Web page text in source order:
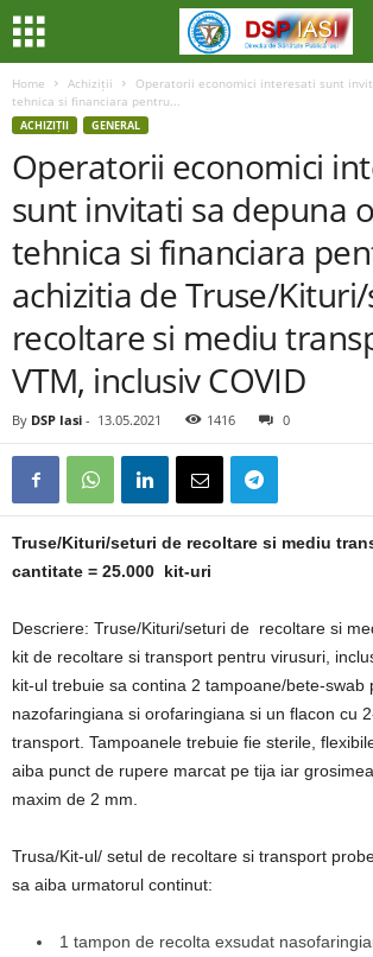
Home Achiziții
Operatorii economici interesati sunt
tehnica si financiara pentru...
ACHIZIȚII GENERAL
Operatorii economici
sunt invitati sa depuna
tehnica si financiara
achizitia de Truse/
recoltare si mediu
VTM, inclusiv COVID
By DSP Iasi - 13.05.2021 1416 0
Truse/Kituri/seturi de recoltare si mediu
cantitate = 25.000 kit-uri
Descriere: Truse/Kituri/seturi de recoltare si
kit de recoltare si transport pentru virusuri,
kit-ul trebuie sa contina 2 tampoane/bete-swab
nazofaringiana si orofaringiana si un flacon cu
transport. Tampoanele trebuie fie sterile,
aiba punct de rupere marcat pe tija iar
maxim de 2 mm.
Trusa/Kit-ul/ setul de recoltare si transport
sa aiba urmatorul continut:
1 tampon de recolta exsudat